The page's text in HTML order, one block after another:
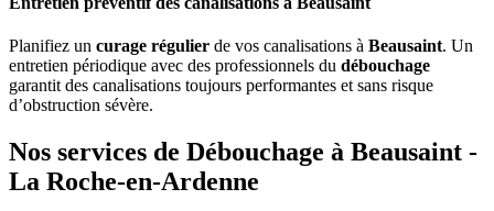
Planifiez un curage régulier de vos canalisations à Beausaint. Un
entretien périodique avec des professionnels du débouchage
garantit des canalisations toujours performantes et sans risque
d’obstruction sévère.
Nos services de Débouchage à Beausaint -
La Roche-en-Ardenne